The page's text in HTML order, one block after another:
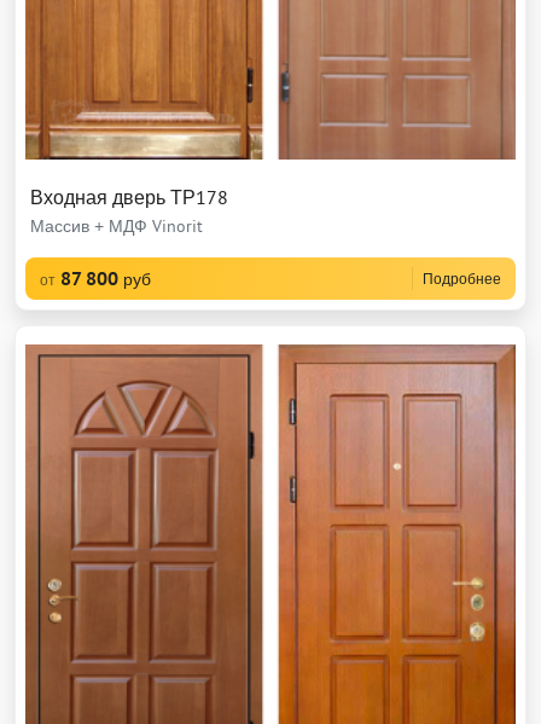
Входная дверь ТР178
Массив + МДФ Vinorit
от 87 800 руб Подробнее